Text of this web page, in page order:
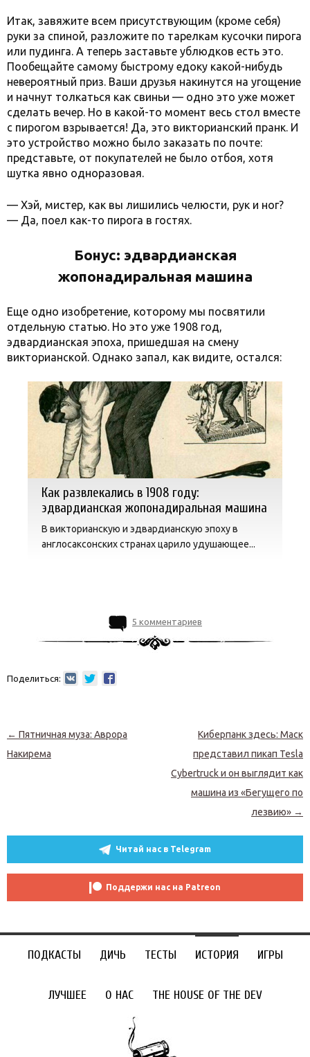
Итак, завяжите всем присутствующим (кроме себя)
руки за спиной, разложите по тарелкам кусочки пирога
или пудинга. А теперь заставьте ублюдков есть это.
Пообещайте самому быстрому едоку какой-нибудь
невероятный приз. Ваши друзья накинутся на угощение
и начнут толкаться как свиньи — одно это уже может
сделать вечер. Но в какой-то момент весь стол вместе
с пирогом взрывается! Да, это викторианский пранк. И
это устройство можно было заказать по почте:
представьте, от покупателей не было отбоя, хотя
шутка явно одноразовая.
— Хэй, мистер, как вы лишились челюсти, рук и ног?
— Да, поел как-то пирога в гостях.
Бонус: эдвардианская
жопонадиральная машина
Еще одно изобретение, которому мы посвятили
отдельную статью. Но это уже 1908 год,
эдвардианская эпоха, пришедшая на смену
викторианской. Однако запал, как видите, остался:
Как развлекались в 1908 году:
эдвардианская жопонадиральная машина
В викторианскую и эдвардианскую эпоху в
англосаксонских странах царило удушающее...
5 комментариев
Поделиться:
Навигация по записям
← Пятничная муза: Аврора
Накирема
Киберпанк здесь: Маск
представил пикап Tesla
Cybertruck и он выглядит как
машина из «Бегущего по
лезвию» →
Читай нас в Telegram
Поддержи нас на Patreon
ПОДКАСТЫ ДИЧЬ ТЕСТЫ ИСТОРИЯ ИГРЫ
ЛУЧШЕЕ О НАС THE HOUSE OF THE DEV